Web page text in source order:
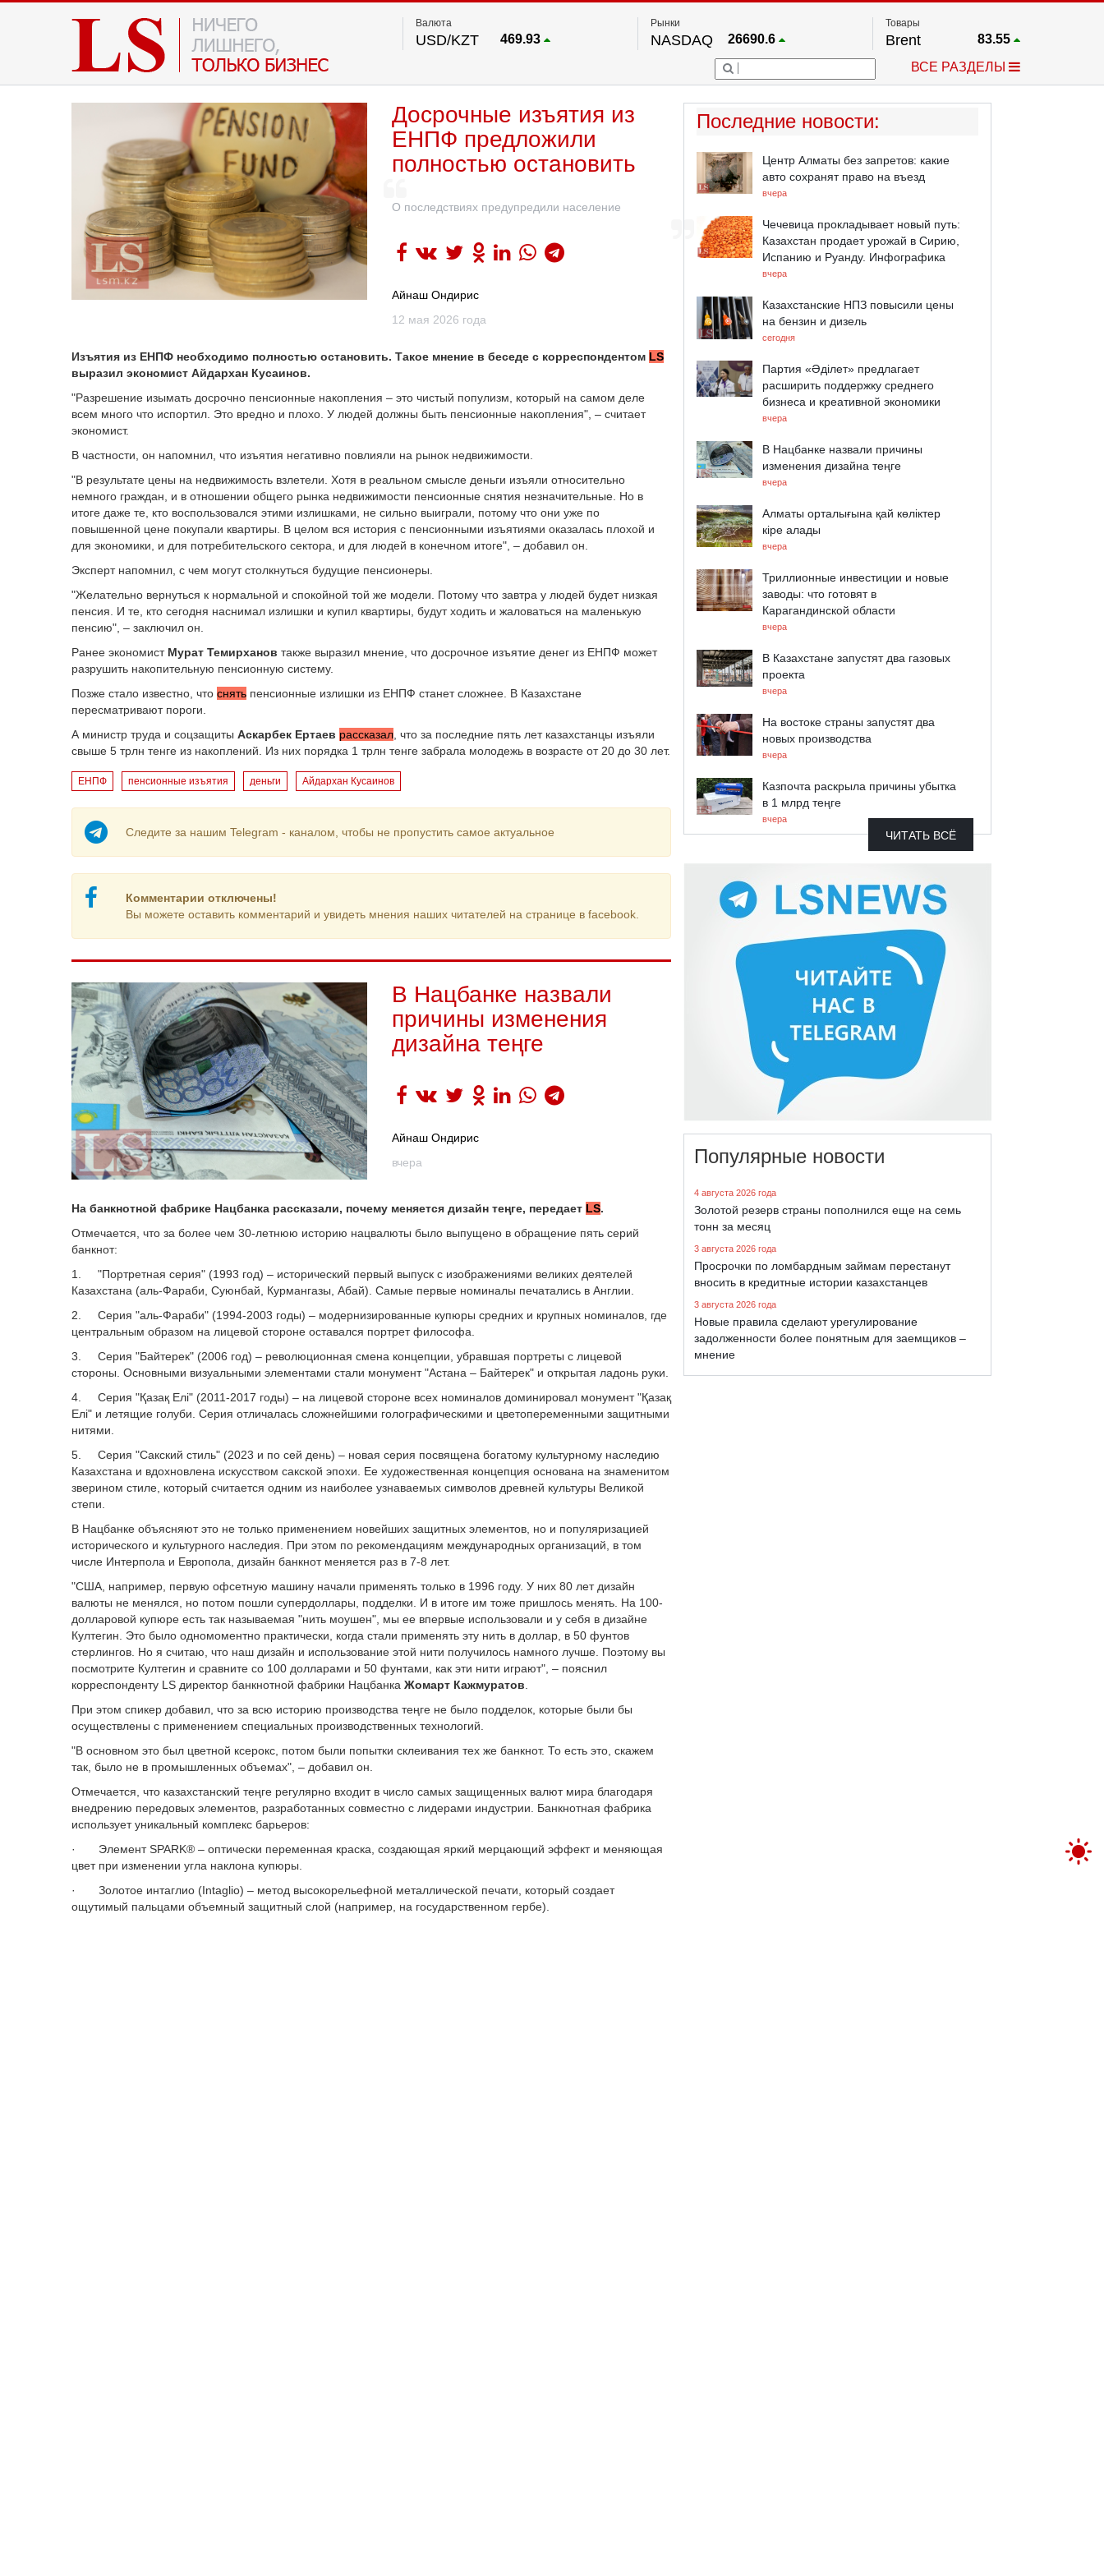
Валюта
USD/KZT 469.93
Рынки
NASDAQ 26690.6
FTSE 100 67.17
54036.9
S&P 500
24595.2
Товары
Brent 83.55
Платина
2.662
ВСЕ РАЗДЕЛЫ
Досрочные изъятия из
ЕНПФ предложили
полностью остановить
О последствиях предупредили население
Айнаш Ондирис
12 мая 2026 года
Изъятия из ЕНПФ необходимо полностью остановить. Такое мнение в беседе с корреспондентом LS
выразил экономист Айдархан Кусаинов.
"Разрешение изымать досрочно пенсионные накопления – это чистый популизм, который на самом деле
всем много что испортил. Это вредно и плохо. У людей должны быть пенсионные накопления", – считает
экономист.
В частности, он напомнил, что изъятия негативно повлияли на рынок недвижимости.
"В результате цены на недвижимость взлетели. Хотя в реальном смысле деньги изъяли относительно
немного граждан, и в отношении общего рынка недвижимости пенсионные снятия незначительные. Но в
итоге даже те, кто воспользовался этими излишками, не сильно выиграли, потому что они уже по
повышенной цене покупали квартиры. В целом вся история с пенсионными изъятиями оказалась плохой и
для экономики, и для потребительского сектора, и для людей в конечном итоге", – добавил он.
Эксперт напомнил, с чем могут столкнуться будущие пенсионеры.
"Желательно вернуться к нормальной и спокойной той же модели. Потому что завтра у людей будет низкая
пенсия. И те, кто сегодня наснимал излишки и купил квартиры, будут ходить и жаловаться на маленькую
пенсию", – заключил он.
Ранее экономист Мурат Темирханов также выразил мнение, что досрочное изъятие денег из ЕНПФ может
разрушить накопительную пенсионную систему.
Позже стало известно, что снять пенсионные излишки из ЕНПФ станет сложнее. В Казахстане
пересматривают пороги.
А министр труда и соцзащиты Аскарбек Ертаев рассказал , что за последние пять лет казахстанцы изъяли
свыше 5 трлн тенге из накоплений. Из них порядка 1 трлн тенге забрала молодежь в возрасте от 20 до 30 лет.
ЕНПФ пенсионные изъятия деньги Айдархан Кусаинов
Следите за нашим Telegram - каналом, чтобы не пропустить самое актуальное
Комментарии отключены!
Вы можете оставить комментарий и увидеть мнения наших читателей на странице в facebook.
В Нацбанке назвали
причины изменения
дизайна теңге
Айнаш Ондирис
вчера
На банкнотной фабрике Нацбанка рассказали, почему меняется дизайн теңге, передает LS.
Отмечается, что за более чем 30-летнюю историю нацвалюты было выпущено в обращение пять серий
банкнот:
1. "Портретная серия" (1993 год) – исторический первый выпуск с изображениями великих деятелей
Казахстана (аль-Фараби, Суюнбай, Курмангазы, Абай). Самые первые номиналы печатались в Англии.
2. Серия "аль-Фараби" (1994-2003 годы) – модернизированные купюры средних и крупных номиналов, где
центральным образом на лицевой стороне оставался портрет философа.
3. Серия "Байтерек" (2006 год) – революционная смена концепции, убравшая портреты с лицевой
стороны. Основными визуальными элементами стали монумент "Астана – Байтерек" и открытая ладонь руки.
4. Серия "Қазақ Елі" (2011-2017 годы) – на лицевой стороне всех номиналов доминировал монумент "Қазақ
Елі" и летящие голуби. Серия отличалась сложнейшими голографическими и цветопеременными защитными
нитями.
5. Серия "Сакский стиль" (2023 и по сей день) – новая серия посвящена богатому культурному наследию
Казахстана и вдохновлена искусством сакской эпохи. Ее художественная концепция основана на знаменитом
зверином стиле, который считается одним из наиболее узнаваемых символов древней культуры Великой
степи.
В Нацбанке объясняют это не только применением новейших защитных элементов, но и популяризацией
исторического и культурного наследия. При этом по рекомендациям международных организаций, в том
числе Интерпола и Европола, дизайн банкнот меняется раз в 7-8 лет.
"США, например, первую офсетную машину начали применять только в 1996 году. У них 80 лет дизайн
валюты не менялся, но потом пошли супердоллары, подделки. И в итоге им тоже пришлось менять. На 100-
долларовой купюре есть так называемая "нить моушен", мы ее впервые использовали и у себя в дизайне
Култегин. Это было одномоментно практически, когда стали применять эту нить в доллар, в 50 фунтов
стерлингов. Но я считаю, что наш дизайн и использование этой нити получилось намного лучше. Поэтому вы
посмотрите Култегин и сравните со 100 долларами и 50 фунтами, как эти нити играют", – пояснил
корреспонденту LS директор банкнотной фабрики Нацбанка Жомарт Кажмуратов
При этом спикер добавил, что за всю историю производства теңге не было подделок, которые были бы
осуществлены с применением специальных производственных технологий.
"В основном это был цветной ксерокс, потом были попытки склеивания тех же банкнот. То есть это, скажем
так, было не в промышленных объемах", – добавил он.
Отмечается, что казахстанский теңге регулярно входит в число самых защищенных валют мира благодаря
внедрению передовых элементов, разработанных совместно с лидерами индустрии. Банкнотная фабрика
использует уникальный комплекс барьеров:
· Элемент SPARK® – оптически переменная краска, создающая яркий мерцающий эффект и меняющая
цвет при изменении угла наклона купюры.
· Золотое интаглио (Intaglio) – метод высокорельефной металлической печати, который создает
ощутимый пальцами объемный защитный слой (например, на государственном гербе).
Последние новости:
Центр Алматы без запретов: какие
авто сохранят право на въезд
вчера
Чечевица прокладывает новый путь:
Казахстан продает урожай в Сирию,
Испанию и Руанду. Инфографика
вчера
Казахстанские НПЗ повысили цены
на бензин и дизель
сегодня
Партия «Әділет» предлагает
расширить поддержку среднего
бизнеса и креативной экономики
вчера
В Нацбанке назвали причины
изменения дизайна теңге
вчера
Алматы орталығына қай көліктер
кіре алады
вчера
Триллионные инвестиции и новые
заводы: что готовят в
Карагандинской области
вчера
В Казахстане запустят два газовых
проекта
вчера
На востоке страны запустят два
новых производства
вчера
Казпочта раскрыла причины убытка
в 1 млрд теңге
вчера
ЧИТАТЬ ВСЁ
Популярные новости
4 августа 2026 года
Золотой резерв страны пополнился еще на семь
тонн за месяц
3 августа 2026 года
Просрочки по ломбардным займам перестанут
вносить в кредитные истории казахстанцев
3 августа 2026 года
Новые правила сделают урегулирование
задолженности более понятным для заемщиков –
мнение